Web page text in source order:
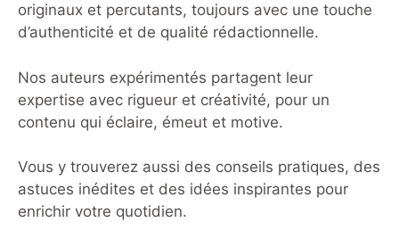
originaux et percutants, toujours avec une touche
d’authenticité et de qualité rédactionnelle.
Nos auteurs expérimentés partagent leur
expertise avec rigueur et créativité, pour un
contenu qui éclaire, émeut et motive.
Vous y trouverez aussi des conseils pratiques, des
astuces inédites et des idées inspirantes pour
enrichir votre quotidien.